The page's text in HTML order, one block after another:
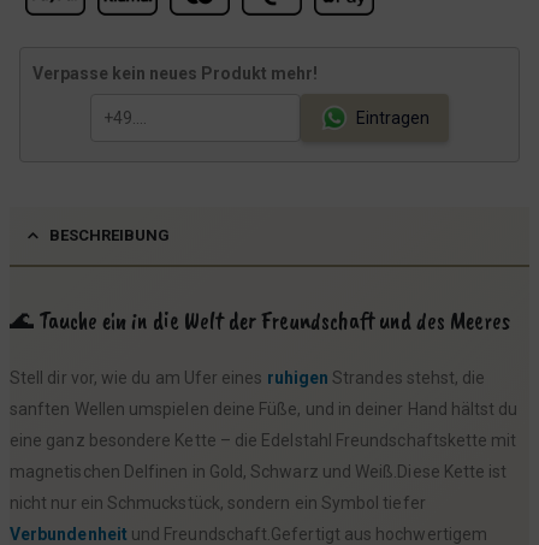
Verpasse kein neues Produkt mehr!
Eintragen
BESCHREIBUNG
🌊 Tauche ein in die Welt der Freundschaft und des Meeres
Stell dir vor, wie du am Ufer eines ruhigen Strandes stehst, die
sanften Wellen umspielen deine Füße, und in deiner Hand hältst du
eine ganz besondere Kette – die Edelstahl Freundschaftskette mit
magnetischen Delfinen in Gold, Schwarz und Weiß.Diese Kette ist
nicht nur ein Schmuckstück, sondern ein Symbol tiefer
Verbundenheit und Freundschaft.Gefertigt aus hochwertigem